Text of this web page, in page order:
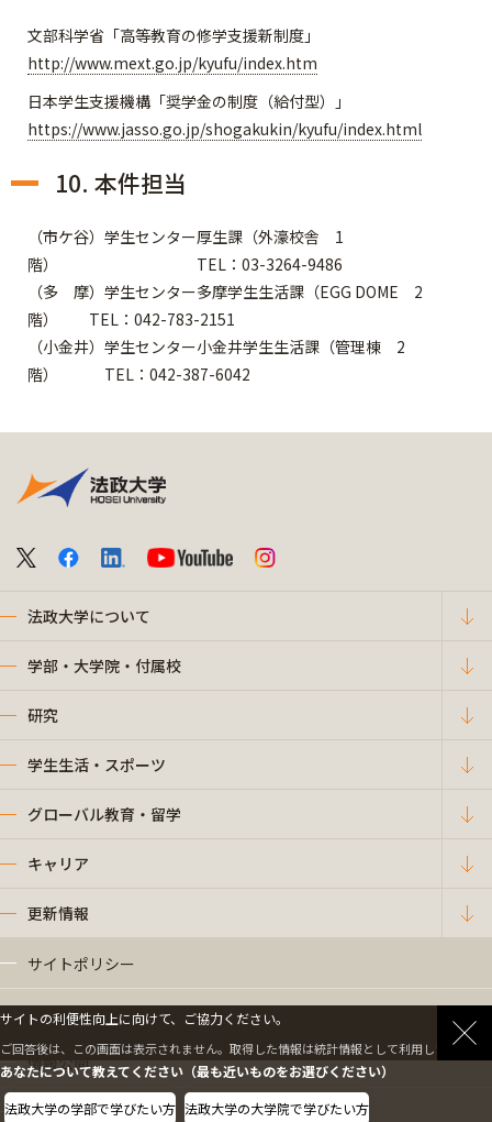
文部科学省「高等教育の修学支援新制度」
http://www.mext.go.jp/kyufu/index.htm
日本学生支援機構「奨学金の制度（給付型）」
https://www.jasso.go.jp/shogakukin/kyufu/index.html
10. 本件担当
（市ケ谷）学生センター厚生課（外濠校舎 1
階） TEL：03-3264-9486
（多 摩）学生センター多摩学生生活課（EGG DOME 2
階） TEL：042-783-2151
（小金井）学生センター小金井学生生活課（管理棟 2
階） TEL：042-387-6042
法政大学について
学部・大学院・付属校
研究
学生生活・スポーツ
グローバル教育・留学
キャリア
更新情報
サイトポリシー
プライバシーポリシー
情報公開
採用情報
サイトの利便性向上に向けて、ご協力ください。
ご回答後は、この画面は表示されません。取得した情報は統計情報として利用します。
あなたについて教えてください（最も近いものをお選びください）
法政大学の学部で学びたい方 法政大学の大学院で学びたい方